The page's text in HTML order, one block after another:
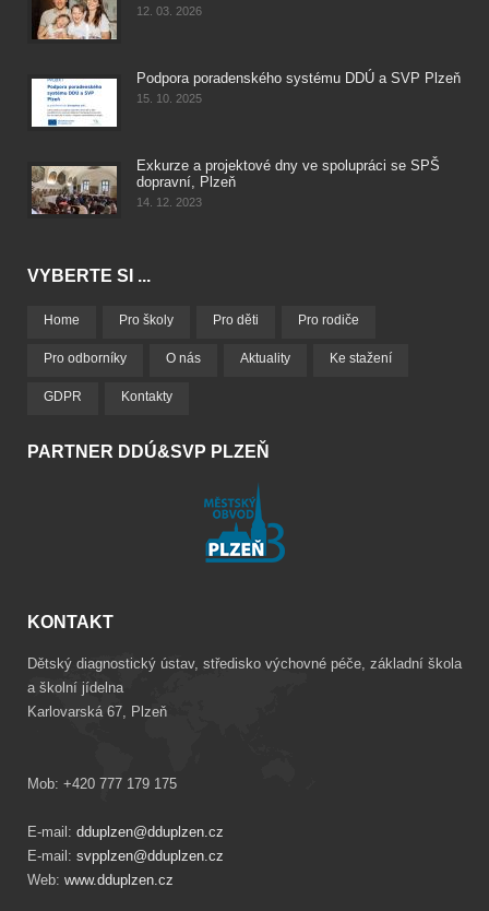
12. 03. 2026
Podpora poradenského systému DDÚ a SVP Plzeň
15. 10. 2025
Exkurze a projektové dny ve spolupráci se SPŠ
dopravní, Plzeň
14. 12. 2023
VYBERTE SI ...
Home Pro školy Pro děti Pro rodiče
Pro odborníky O nás Aktuality Ke stažení
GDPR Kontakty
PARTNER DDÚ&SVP PLZEŇ
KONTAKT
Dětský diagnostický ústav, středisko výchovné péče, základní škola
a školní jídelna
Karlovarská 67, Plzeň
Mob: +420 777 179 175
E-mail: dduplzen@dduplzen.cz
E-mail: svpplzen@dduplzen.cz
Web: www.dduplzen.cz